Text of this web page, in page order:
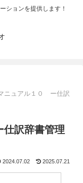
ションを提供します！
ニュアル１０ ー仕訳
訳辞書管理
2024.07.02 2025.07.21